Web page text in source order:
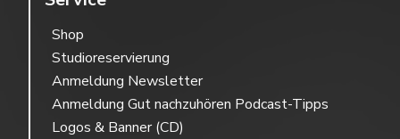
Shop
Studioreservierung
Anmeldung Newsletter
Anmeldung Gut nachzuhören Podcast-Tipps
Logos & Banner (CD)